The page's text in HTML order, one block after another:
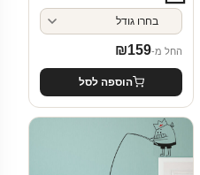
החל מ- ₪159
הוספה לסל